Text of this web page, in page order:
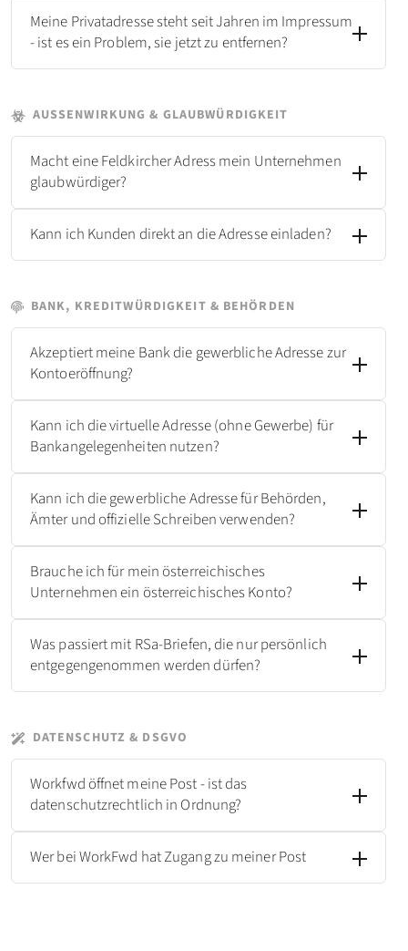
Meine Privatadresse steht seit Jahren im Impressum
- ist es ein Problem, sie jetzt zu entfernen?
AUSSENWIRKUNG & GLAUBWÜRDIGKEIT
Macht eine Feldkircher Adress mein Unternehmen
glaubwürdiger?
Kann ich Kunden direkt an die Adresse einladen?
BANK, KREDITWÜRDIGKEIT & BEHÖRDEN
Akzeptiert meine Bank die gewerbliche Adresse zur
Kontoeröffnung?
Kann ich die virtuelle Adresse (ohne Gewerbe) für
Bankangelegenheiten nutzen?
Kann ich die gewerbliche Adresse für Behörden,
Ämter und offizielle Schreiben verwenden?
Brauche ich für mein österreichisches
Unternehmen ein österreichisches Konto?
Was passiert mit RSa-Briefen, die nur persönlich
entgegengenommen werden dürfen?
DATENSCHUTZ & DSGVO
Workfwd öffnet meine Post - ist das
datenschutzrechtlich in Ordnung?
Wer bei WorkFwd hat Zugang zu meiner Post